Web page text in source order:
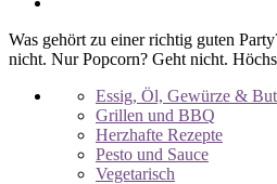
Was gehört zu einer richtig guten
nicht. Nur Popcorn? Geht nicht.
Essig, Öl, Gewürze &
Grillen und BBQ
Herzhafte Rezepte
Pesto und Sauce
Vegetarisch